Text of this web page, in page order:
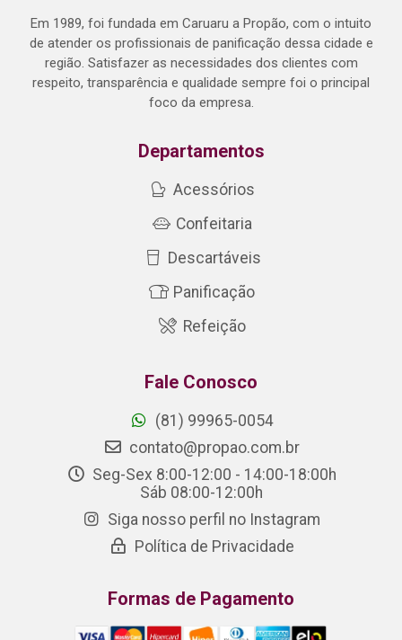
Em 1989, foi fundada em Caruaru a Propão, com o intuito
de atender os profissionais de panificação dessa cidade e
região. Satisfazer as necessidades dos clientes com
respeito, transparência e qualidade sempre foi o principal
foco da empresa.
Departamentos
Acessórios
Confeitaria
Descartáveis
Panificação
Refeição
Fale Conosco
(81) 99965-0054
contato@propao.com.br
Seg-Sex 8:00-12:00 - 14:00-18:00h
Sáb 08:00-12:00h
Siga nosso perfil no Instagram
Política de Privacidade
Formas de Pagamento